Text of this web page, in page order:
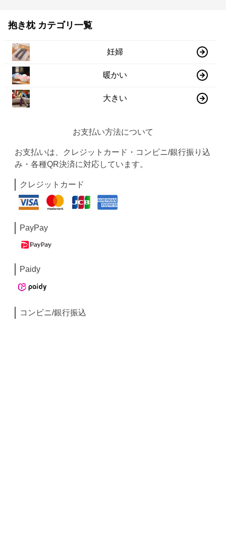
抱き枕 カテゴリ一覧
妊婦
暖かい
大きい
お支払い方法について
お支払いは、クレジットカード・コンビニ/銀行振り込
み・各種QR決済に対応しています。
クレジットカード
PayPay
Paidy
コンビニ/銀行振込